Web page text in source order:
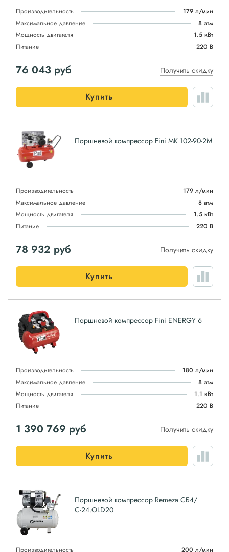
Производительность
179 л/мин
Максимальное давление
8 атм
Мощность двигателя
1.5 кВт
Питание
220 В
76 043 руб Получить скидку
Купить
Поршневой компрессор Fini MK 102-90-2M
Производительность
179 л/мин
Максимальное давление
8 атм
Мощность двигателя
1.5 кВт
Питание
220 В
78 932 руб Получить скидку
Купить
Поршневой компрессор Fini ENERGY 6
Производительность
180 л/мин
Максимальное давление
8 атм
Мощность двигателя
1.1 кВт
Питание
220 В
1 390 769 руб Получить скидку
Купить
Поршневой компрессор Remeza СБ4/
С-24.OLD20
Производительность 200 л/мин